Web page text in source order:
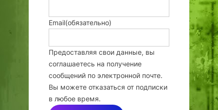
Email(обязательно)
Предоставляя свои данные, вы
соглашаетесь на получение
сообщений по электронной почте.
Вы можете отказаться от подписки
в любое время.